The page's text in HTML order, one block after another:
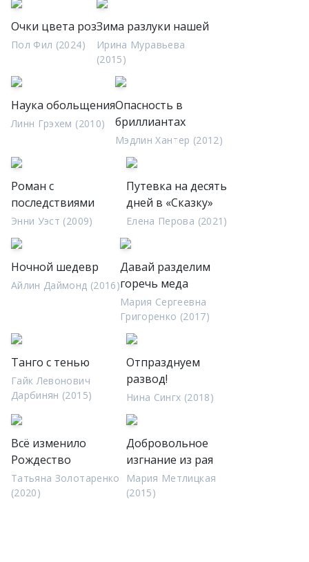
Очки цвета роз
Пол Фил (2024)
Зима разлуки нашей
Ирина Муравьева
(2015)
Наука обольщения
Линн Грэхем (2010)
Опасность в
бриллиантах
Мэдлин Хантер (2012)
Роман с
последствиями
Энни Уэст (2009)
Путевка на десять
дней в «Сказку»
Елена Перова (2021)
Ночной шедевр
Айлин Даймонд (2016)
Давай разделим
горечь меда
Мария Сергеевна
Григоренко (2017)
Танго с тенью
Гайк Левонович
Дарбинян (2015)
Отпразднуем
развод!
Нина Сингх (2018)
Всё изменило
Рождество
Татьяна Золотаренко
(2020)
Добровольное
изгнание из рая
Мария Метлицкая
(2015)